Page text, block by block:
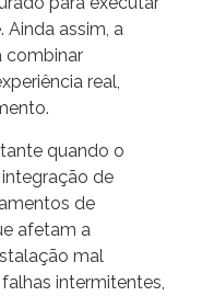
assim, a
combinar
real,
quando o
de
de
afetam a
mal
intermitentes,